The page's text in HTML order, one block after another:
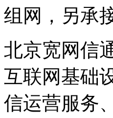
组网，另承
北京宽网信
互联网基础
信运营服务